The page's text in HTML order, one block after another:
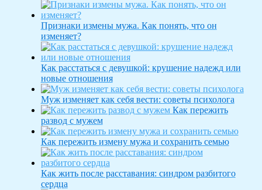
Признаки измены мужа. Как понять, что он
изменяет?
Как расстаться с девушкой: крушение надежд или
новые отношения
Муж изменяет как себя вести: советы психолога
Как пережить
развод с мужем
Как пережить измену мужа и сохранить семью
Как жить после расставания: синдром разбитого
сердца